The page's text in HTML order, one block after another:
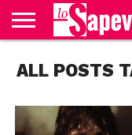
BENESSERE
GOSSIP
PRODOTTI
AMAZON
NEWS
CASA E
CUCINA
ALL POSTS